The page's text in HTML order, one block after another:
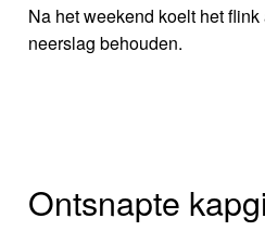
Na het weekend koelt het
neerslag behouden.
Ontsnapte